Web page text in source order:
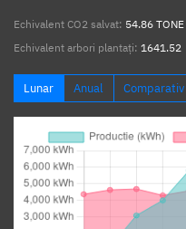
Echivalent CO2 salvat: 54.86 TONE
Echivalent arbori plantați: 1641.52
Lunar Anual Comparativ